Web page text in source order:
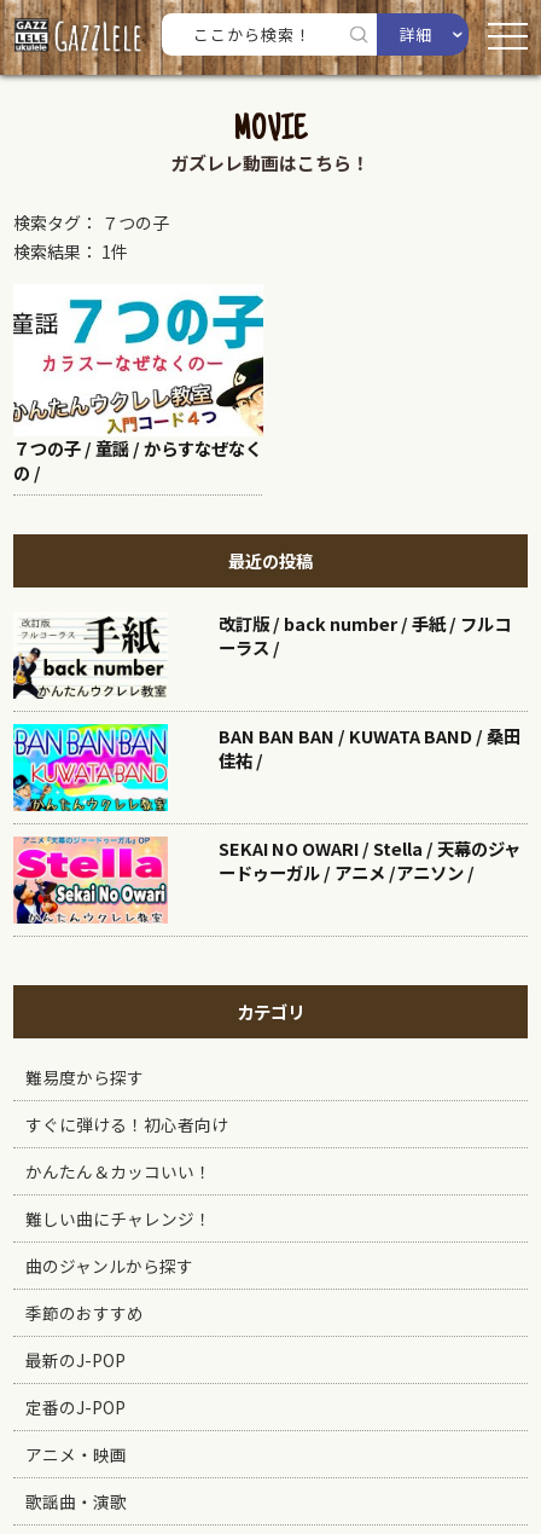
詳細
MOVIE
ガズレレ動画はこちら！
検索タグ： ７つの子
検索結果： 1件
７つの子 / 童謡 / からすなぜなく
の /
最近の投稿
改訂版 / back number / 手紙 / フルコ
ーラス /
BAN BAN BAN / KUWATA BAND / 桑田
佳祐 /
SEKAI NO OWARI / Stella / 天幕のジャ
ードゥーガル / アニメ /アニソン /
カテゴリ
難易度から探す
すぐに弾ける！初心者向け
かんたん＆カッコいい！
難しい曲にチャレンジ！
曲のジャンルから探す
季節のおすすめ
最新のJ-POP
定番のJ-POP
アニメ・映画
歌謡曲・演歌